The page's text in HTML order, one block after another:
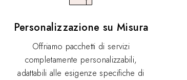
Personalizzazione su Misura
Offriamo pacchetti di servizi
completamente personalizzabili,
adattabili alle esigenze specifiche di